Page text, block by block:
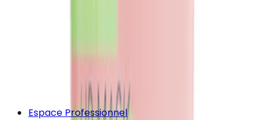
Espace Professionnel